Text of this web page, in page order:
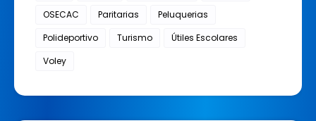
OSECAC
Paritarias
Peluquerias
Polideportivo
Turismo
Útiles Escolares
Voley